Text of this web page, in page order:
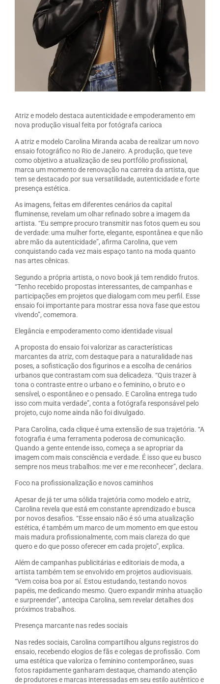
Atriz e modelo destaca autenticidade e empoderamento em
nova produção visual feita por fotógrafa carioca
A atriz e modelo Carolina Miranda acaba de realizar um novo
ensaio fotográfico no Rio de Janeiro. A produção, que teve
como objetivo a atualização de seu portfólio profissional,
marca um momento de renovação na carreira da artista, que
tem se destacado por sua versatilidade, autenticidade e forte
presença estética.
As imagens, feitas em diferentes cenários da capital
fluminense, revelam um olhar refinado sobre a imagem da
artista. “Eu sempre procuro transmitir nas fotos quem eu sou
de verdade: uma mulher forte, elegante, espontânea e que não
abre mão da autenticidade”, afirma Carolina, que vem
conquistando cada vez mais espaço tanto na moda quanto
nas artes cênicas.
Segundo a própria artista, o novo book já tem rendido frutos.
“Tenho recebido propostas interessantes, de campanhas e
participações em projetos que dialogam com meu perfil. Esse
ensaio foi importante para mostrar essa nova fase que estou
vivendo”, comemora.
Elegância e empoderamento como identidade visual
A proposta do ensaio foi valorizar as características
marcantes da atriz, com destaque para a naturalidade nas
poses, a sofisticação dos figurinos e a escolha de cenários
urbanos que contrastam com sua delicadeza. “Quis trazer à
tona o contraste entre o urbano e o feminino, o bruto e o
sensível, o espontâneo e o pensado. E Carolina entrega tudo
isso com muita verdade”, conta a fotógrafa responsável pelo
projeto, cujo nome ainda não foi divulgado.
Para Carolina, cada clique é uma extensão de sua trajetória. “A
fotografia é uma ferramenta poderosa de comunicação.
Quando a gente entende isso, começa a se apropriar da
imagem com mais consciência e verdade. É isso que eu busco
sempre nos meus trabalhos: me ver e me reconhecer”, declara.
Foco na profissionalização e novos caminhos
Apesar de já ter uma sólida trajetória como modelo e atriz,
Carolina revela que está em constante aprendizado e busca
por novos desafios. “Esse ensaio não é só uma atualização
estética, é também um marco de um momento em que estou
mais madura profissionalmente, com mais clareza do que
quero e do que posso oferecer em cada projeto”, explica.
Além de campanhas publicitárias e editoriais de moda, a
artista também tem se envolvido em projetos audiovisuais.
“Vem coisa boa por aí. Estou estudando, testando novos
papéis, me dedicando mesmo. Quero expandir minha atuação
e surpreender”, antecipa Carolina, sem revelar detalhes dos
próximos trabalhos.
Presença marcante nas redes sociais
Nas redes sociais, Carolina compartilhou alguns registros do
ensaio, recebendo elogios de fãs e colegas de profissão. Com
uma estética que valoriza o feminino contemporâneo, suas
fotos rapidamente ganharam destaque, chamando atenção
de produtores e marcas interessadas em seu estilo autêntico e